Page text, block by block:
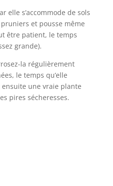
elle s’accommode de sols
et pousse même
être patient, le temps
grande).
la régulièrement
le temps qu’elle
ensuite une vraie plante
pires sécheresses.